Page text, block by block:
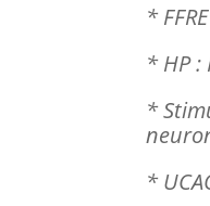
*
* HP
*
*